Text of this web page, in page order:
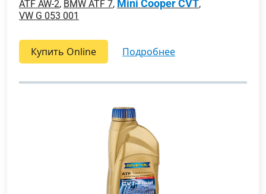
ATF AW-2, BMW ATF 7, Mini Cooper CVT,
VW G 053 001
Купить Online подробнее